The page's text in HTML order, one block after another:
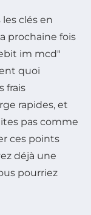
clés en
prochaine fois
im mcd"
quoi
frais
rapides, et
pas comme
ces points
déjà une
pourriez